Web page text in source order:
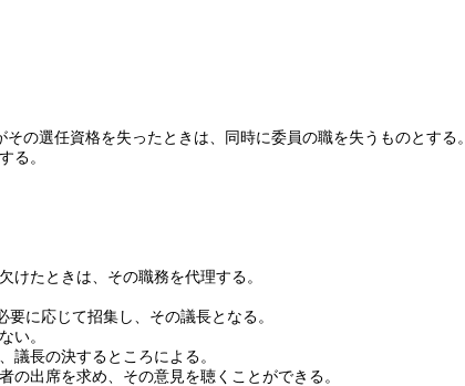
その選任資格を失ったときは、同時に委員の職を失うものとする。
る。
けたときは、その職務を代理する。
要に応じて招集し、その議長となる。
い。
議長の決するところによる。
出席を求め、その意見を聴くことができる。